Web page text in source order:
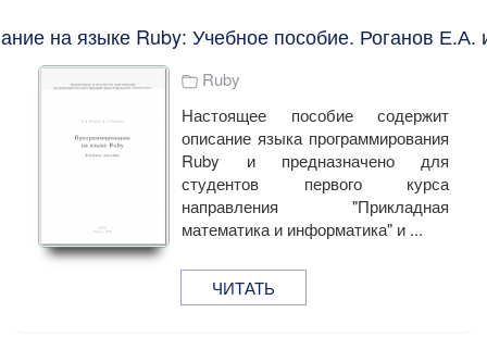
на языке Ruby: Учебное пособие. Роганов Е.А.
Ruby
Настоящее пособие содержит
описание языка программирования
Ruby и предназначено для
студентов первого курса
направления "Прикладная
математика и информатика" и ...
ЧИТАТЬ